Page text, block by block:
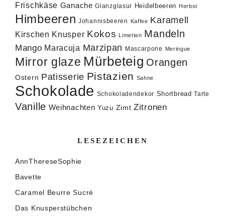
Frischkäse Ganache Glanzglasur Heidelbeeren Herbst
Himbeeren Johannisbeeren Kaffee Karamell
Kirschen Knusper Kokos Limetten Mandeln
Mango Maracuja Marzipan Mascarpone Meringue
Mirror glaze Mürbeteig Orangen
Ostern Patisserie Pistazien Sahne
Schokolade Schokoladendekor Shortbread Tarte
Vanille Weihnachten Yuzu Zimt Zitronen
LESEZEICHEN
AnnThereseSophie
Bavette
Caramel Beurre Sucré
Das Knusperstübchen